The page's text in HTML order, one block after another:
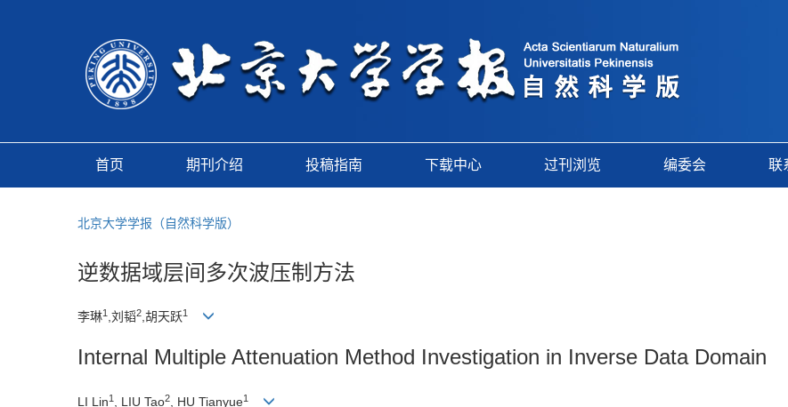
首页 期刊介绍 投稿指南 下载中心 过刊浏览 编委会 联
北京大学学报（自然科学版）
逆数据域层间多次波压制方法
李琳1 ,刘韬2,胡天跃1
Internal Multiple Attenuation Method Investigation in Inverse Data Domain
LI Lin1 , LIU Tao2 , HU Tianyue1